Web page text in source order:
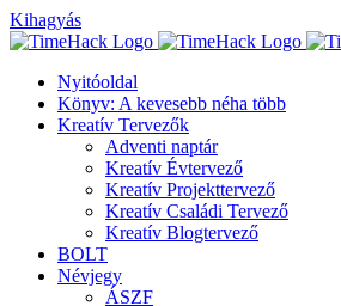
Kihagyás
Nyitóoldal
Könyv: A kevesebb néha több
Kreatív Tervezők
Adventi naptár
Kreatív Évtervező
Kreatív Projekttervező
Kreatív Családi Tervező
Kreatív Blogtervező
BOLT
Névjegy
ÁSZF